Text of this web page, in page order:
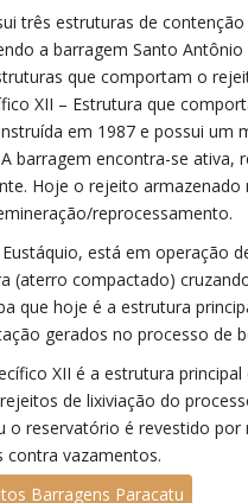
três estruturas de
a barragem Santo Antônio
que comportam o
XII – Estrutura que
em 1987 e possui um
barragem encontra-se ativa,
Hoje o rejeito armazenado
reprocessamento.
está em operação
(aterro compactado)
que hoje é a estrutura
gerados no processo de
XII é a estrutura
de lixiviação do
o reservatório é revestido por
contra vazamentos.
Barragens Paracatu